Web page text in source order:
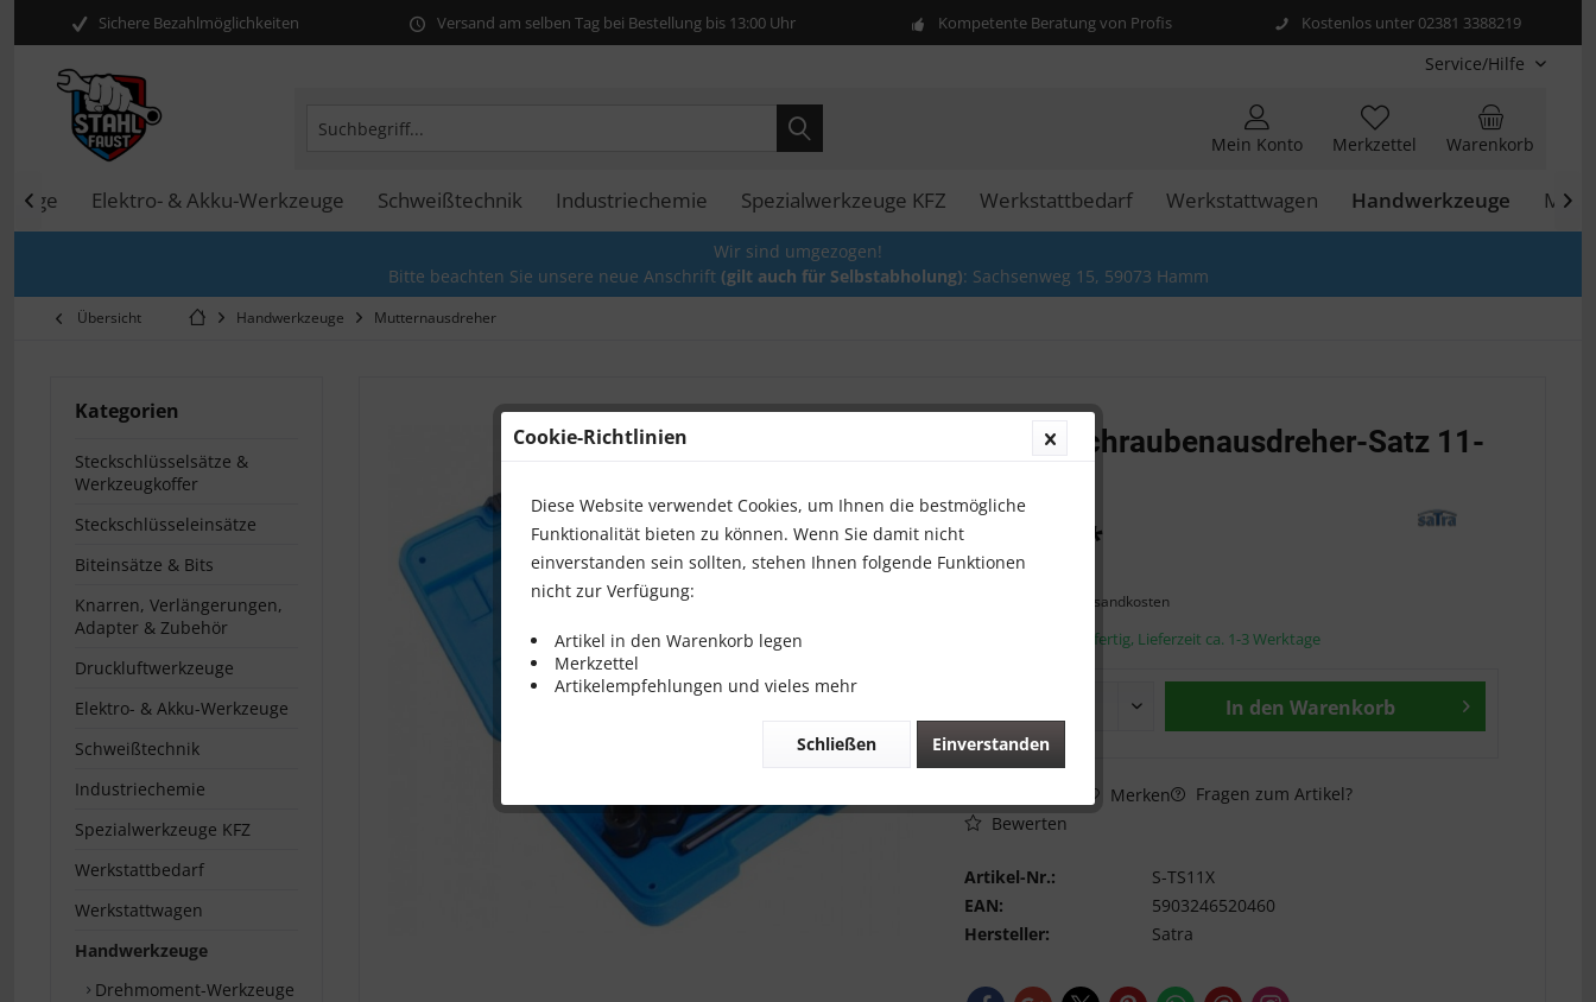
Sichere Bezahlmöglichkeiten Versand am selben Tag bei Bestellung bis 13:00 Uhr Kompetente Beratung von Profis Kostenlos unter 02381 3388219
Service/Hilfe
Warenkorb
Merkzettel
Mein Konto
Elektro- & Akku-Werkzeuge Schweißtechnik Industriechemie Spezialwerkzeuge KFZ Werkstattbedarf Werkstattwagen Handwerkzeuge
 
Wir sind umgezogen!
Bitte beachten Sie unsere neue Anschrift (gilt auch für Selbstabholung): Sachsenweg 15, 59073 Hamm
Übersicht Handwerkzeuge Mutternausdreher
Kategorien
Steckschlüsselsätze &
Werkzeugkoffer
Steckschlüsseleinsätze
Biteinsätze & Bits
Knarren, Verlängerungen,
Adapter & Zubehör
Druckluftwerkzeuge
Elektro- & Akku-Werkzeuge
Schweißtechnik
Industriechemie
Spezialwerkzeuge KFZ
Werkstattbedarf
Werkstattwagen
Handwerkzeuge
Drehmoment-Werkzeuge
Mutter Schraubenausdreher-Satz 11-
29,00 € *
Inhalt:1 Stück
zzgl. Versandkosten
Sofort versandfertig, Lieferzeit ca. 1-3 Werktage
In den Warenkorb
Merken
Fragen zum Artikel?
Bewerten
Artikel-Nr.:
S-TS11X
EAN:
5903246520460
Hersteller:
Satra
Cookie-Richtlinien
Diese Website verwendet Cookies, um Ihnen die bestmögliche
Funktionalität bieten zu können. Wenn Sie damit nicht
einverstanden sein sollten, stehen Ihnen folgende Funktionen
nicht zur Verfügung:
Artikel in den Warenkorb legen
Merkzettel
Artikelempfehlungen und vieles mehr
Einverstanden
Schließen